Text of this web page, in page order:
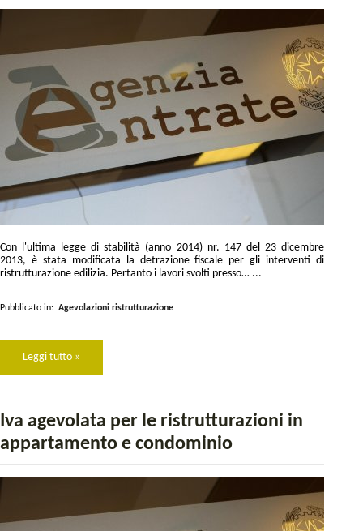
Con l'ultima legge di stabilità (anno 2014) nr. 147 del 23 dicembre
2013, è stata modificata la detrazione fiscale per gli interventi di
ristrutturazione edilizia. Pertanto i lavori svolti presso… ...
Pubblicato in: Agevolazioni ristrutturazione
Leggi tutto »
Iva agevolata per le ristrutturazioni in
appartamento e condominio